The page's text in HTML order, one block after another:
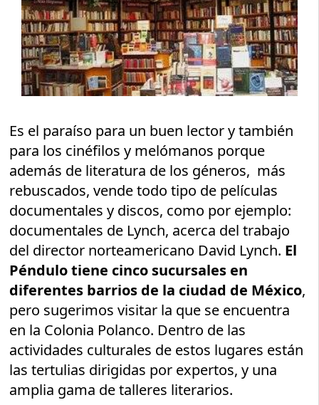
Es el paraíso para un buen lector y también
para los cinéfilos y melómanos porque
además de literatura de los géneros, más
rebuscados, vende todo tipo de películas
documentales y discos, como por ejemplo:
documentales de Lynch, acerca del trabajo
del director norteamericano David Lynch. El
Péndulo tiene cinco sucursales en
diferentes barrios de la ciudad de México,
pero sugerimos visitar la que se encuentra
en la Colonia Polanco. Dentro de las
actividades culturales de estos lugares están
las tertulias dirigidas por expertos, y una
amplia gama de talleres literarios.